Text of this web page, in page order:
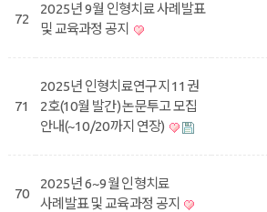
72
2025년 9월 인형치료 사례발표
및 교육과정 공지
71
2025년 인형치료연구지 11권
2호(10월 발간) 논문투고 모집
안내(~10/20까지 연장)
70
2025년 6~9월 인형치료
사례발표 및 교육과정 공지